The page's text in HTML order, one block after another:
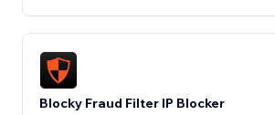
Blocky Fraud Filter IP Blocker